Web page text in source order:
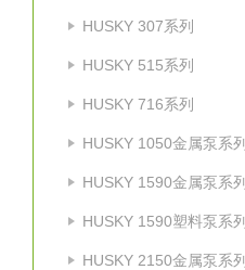
HUSKY 307系列
HUSKY 515系列
HUSKY 716系列
HUSKY 1050金属泵系列
HUSKY 1590金属泵系列
HUSKY 1590塑料泵系列
HUSKY 2150金属泵系列